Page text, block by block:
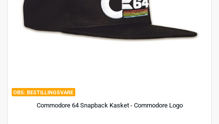
BESTILLINGSVARE
Commodore 64 Snapback Kasket - Commodore Logo